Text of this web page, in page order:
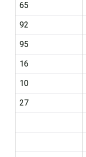
65
92
95
16
10
27